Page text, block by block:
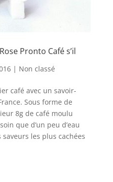
Pronto Café s’il
| Non classé
café avec un savoir-
Sous forme de
8g de café moulu
que d’un peu d’eau
les plus cachées